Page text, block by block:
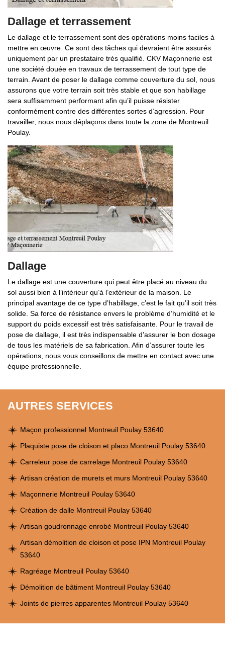
Dallage et terrassement
Le dallage et le terrassement sont des opérations moins faciles à
mettre en œuvre. Ce sont des tâches qui devraient être assurés
uniquement par un prestataire très qualifié. CKV Maçonnerie est
une société douée en travaux de terrassement de tout type de
terrain. Avant de poser le dallage comme couverture du sol, nous
assurons que votre terrain soit très stable et que son habillage
sera suffisamment performant afin qu’il puisse résister
conformément contre des différentes sortes d’agression. Pour
travailler, nous nous déplaçons dans toute la zone de Montreuil
Poulay.
Dallage
Le dallage est une couverture qui peut être placé au niveau du
sol aussi bien à l’intérieur qu’à l’extérieur de la maison. Le
principal avantage de ce type d’habillage, c’est le fait qu’il soit très
solide. Sa force de résistance envers le problème d’humidité et le
support du poids excessif est très satisfaisante. Pour le travail de
pose de dallage, il est très indispensable d’assurer le bon dosage
de tous les matériels de sa fabrication. Afin d’assurer toute les
opérations, nous vous conseillons de mettre en contact avec une
équipe professionnelle.
AUTRES SERVICES
Maçon professionnel Montreuil Poulay 53640
Plaquiste pose de cloison et placo Montreuil Poulay 53640
Carreleur pose de carrelage Montreuil Poulay 53640
Artisan création de murets et murs Montreuil Poulay 53640
Maçonnerie Montreuil Poulay 53640
Création de dalle Montreuil Poulay 53640
Artisan goudronnage enrobé Montreuil Poulay 53640
Artisan démolition de cloison et pose IPN Montreuil Poulay
53640
Ragréage Montreuil Poulay 53640
Démolition de bâtiment Montreuil Poulay 53640
Joints de pierres apparentes Montreuil Poulay 53640